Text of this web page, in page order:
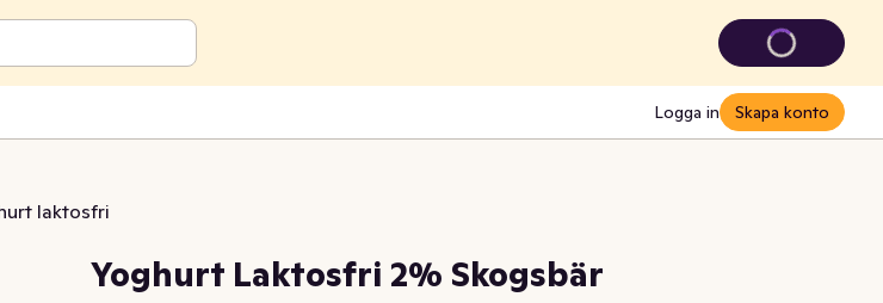
Logga in Skapa konto
laktosfri
Yoghurt Laktosfri 2% Skogsbär